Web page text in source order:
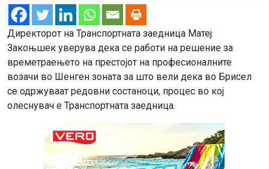
Директорот на Транспортната заедница Матеј
Закоњшек уверува дека се работи на решение за
времетраењето на престојот на професионалните
возачи во Шенген зоната за што вели дека во Брисел
се одржуваат редовни состаноци, процес во кој
олеснувач е Транспортната заедница.